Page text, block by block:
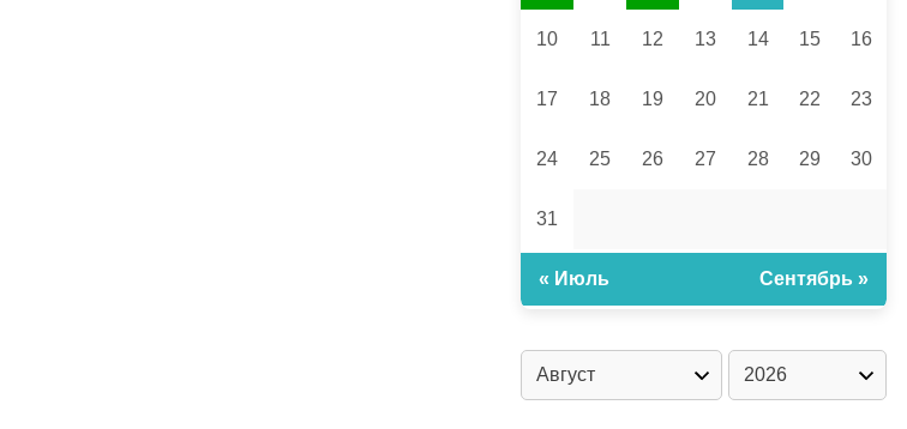
10 11 12 13 14 15 16
17 18 19 20 21 22 23
24 25 26 27 28 29 30
31
« Июль Сентябрь »